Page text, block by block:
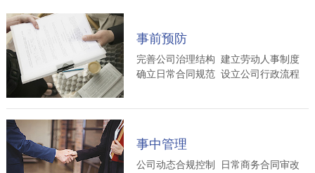
事前预防
完善公司治理结构 建立劳动人事制度
确立日常合同规范 设立公司行政流程
事中管理
公司动态合规控制 日常商务合同审改